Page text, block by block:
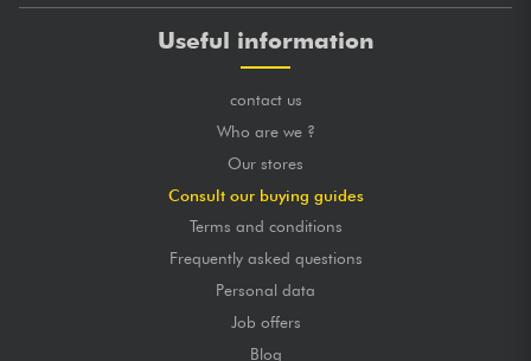
Useful information
contact us
Who are we ?
Our stores
Consult our buying guides
Terms and conditions
Frequently asked questions
Personal data
Job offers
Blog